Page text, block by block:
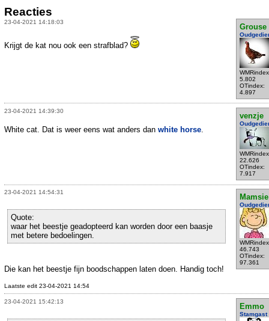
Reacties
23-04-2021 14:18:03
Grouse
5.802
OTindex:
4.897
Krijgt de kat nou ook een strafblad?
23-04-2021 14:39:30
venzje
22.626
OTindex:
7.917
White cat. Dat is weer eens wat anders dan white horse
23-04-2021 14:54:31
Mamsie
46.743
OTindex:
97.361
Quote:
waar het beestje geadopteerd kan worden door een baasje
met betere bedoelingen.
Die kan het beestje fijn boodschappen laten doen. Handig toch!
Laatste edit 23-04-2021 14:54
23-04-2021 15:42:13
Emmo
Stamgast